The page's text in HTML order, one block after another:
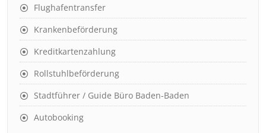
Flughafentransfer
Krankenbeförderung
Kreditkartenzahlung
Rollstuhlbeförderung
Stadtführer / Guide Büro Baden-Baden
Autobooking